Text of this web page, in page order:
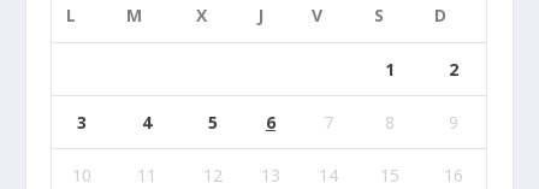
L M X J V S D
1 2
3 4 5 6 7 8 9
10 11 12 13 14 15 16